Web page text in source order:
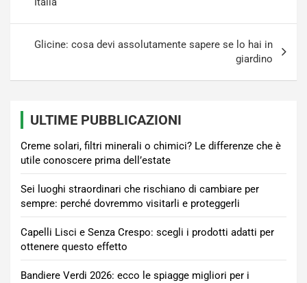
Glicine: cosa devi assolutamente sapere se lo hai in
giardino
ULTIME PUBBLICAZIONI
Creme solari, filtri minerali o chimici? Le differenze che è
utile conoscere prima dell’estate
Sei luoghi straordinari che rischiano di cambiare per
sempre: perché dovremmo visitarli e proteggerli
Capelli Lisci e Senza Crespo: scegli i prodotti adatti per
ottenere questo effetto
Bandiere Verdi 2026: ecco le spiagge migliori per i